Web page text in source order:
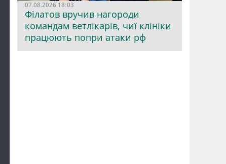
07.08.2026 18:03
Філатов вручив нагороди
командам ветлікарів, чиї клініки
працюють попри атаки рф